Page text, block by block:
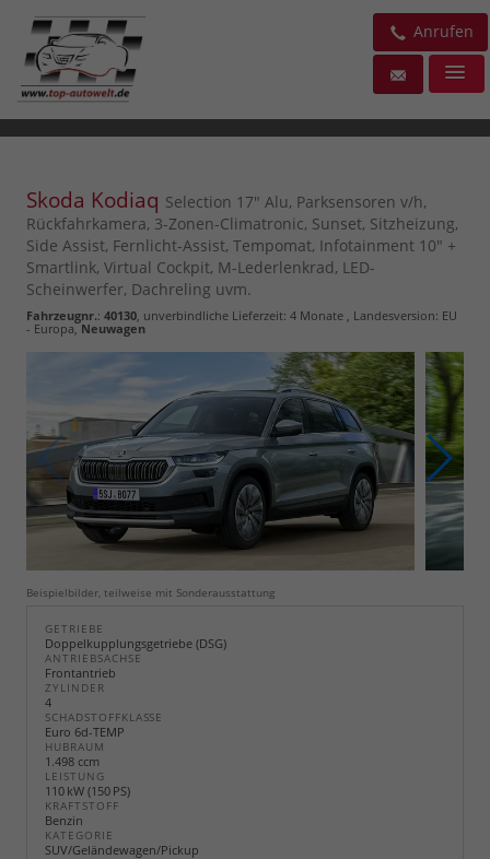
Anrufen
Skoda Kodiaq Selection 17" Alu, Parksensoren v/h,
Rückfahrkamera, 3-Zonen-Climatronic, Sunset, Sitzheizung,
Side Assist, Fernlicht-Assist, Tempomat, Infotainment 10" +
Smartlink, Virtual Cockpit, M-Lederlenkrad, LED-
Scheinwerfer, Dachreling uvm.
Fahrzeugnr.: 40130 , unverbindliche Lieferzeit: 4 Monate , Landesversion: EU
- Europa,Neuwagen
Beispielbilder, teilweise mit Sonderausstattung
GETRIEBE
Doppelkupplungsgetriebe (DSG)
ANTRIEBSACHSE
Frontantrieb
ZYLINDER
4
SCHADSTOFFKLASSE
Euro 6d-TEMP
HUBRAUM
1.498 ccm
LEISTUNG
110 kW (150 PS)
KRAFTSTOFF
Benzin
KATEGORIE
SUV/Geländewagen/Pickup